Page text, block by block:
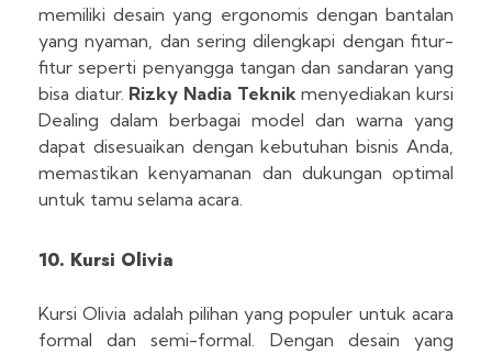
memiliki desain yang ergonomis dengan bantalan
yang nyaman, dan sering dilengkapi dengan fitur-
fitur seperti penyangga tangan dan sandaran yang
bisa diatur. Rizky Nadia Teknik menyediakan kursi
Dealing dalam berbagai model dan warna yang
dapat disesuaikan dengan kebutuhan bisnis Anda,
memastikan kenyamanan dan dukungan optimal
untuk tamu selama acara.
10. Kursi Olivia
Kursi Olivia adalah pilihan yang populer untuk acara
formal dan semi-formal. Dengan desain yang